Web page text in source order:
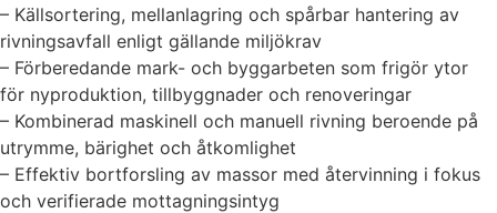
– Källsortering, mellanlagring och spårbar hantering av
rivningsavfall enligt gällande miljökrav
– Förberedande mark- och byggarbeten som frigör ytor
för nyproduktion, tillbyggnader och renoveringar
– Kombinerad maskinell och manuell rivning beroende på
utrymme, bärighet och åtkomlighet
– Effektiv bortforsling av massor med återvinning i fokus
och verifierade mottagningsintyg